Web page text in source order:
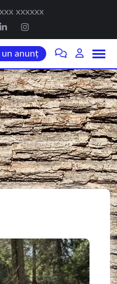
xxxxxx
un anunț